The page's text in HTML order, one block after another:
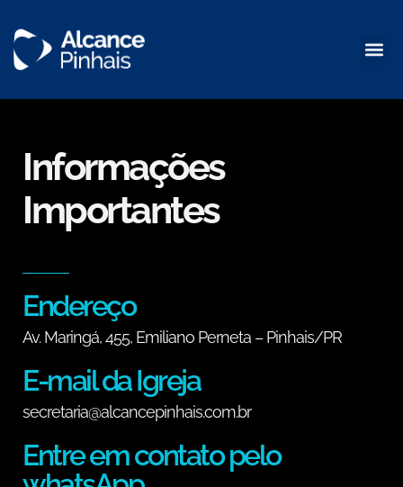
Informações
Importantes
Endereço
Av. Maringá, 455, Emiliano Perneta – Pinhais/PR
E-mail da Igreja
secretaria@alcancepinhais.com.br
Entre em contato pelo